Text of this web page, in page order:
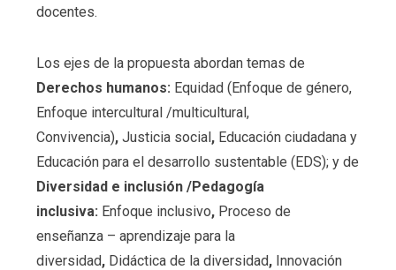
docentes.
Los ejes de la propuesta abordan temas de
Derechos humanos: Equidad (Enfoque de género,
Enfoque intercultural /multicultural,
Convivencia), Justicia social, Educación ciudadana y
Educación para el desarrollo sustentable (EDS); y de
Diversidad e inclusión /Pedagogía
inclusiva: Enfoque inclusivo, Proceso de
enseñanza – aprendizaje para la
diversidad, Didáctica de la diversidad, Innovación